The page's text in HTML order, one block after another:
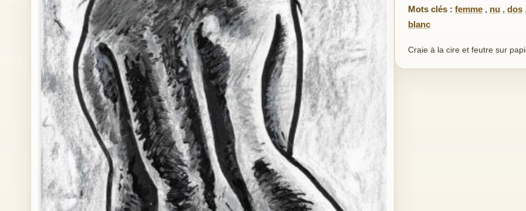
Mots clés : femme , nu , dos
blanc
Craie à la cire et feutre sur